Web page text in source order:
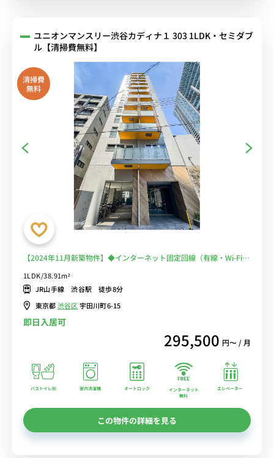
ユニオンマンスリー渋谷カディナ１ 303 1LDK・セミダブ
ル【清掃費無料】
清掃費
無料
【2024年11月新築物件】◆インターネット固定回線（有線・Wi-Fi）
オートロック＆モニター付きインターフォン完備/ローテーブル＆ソ
ファ付きの快適なお部屋
1LDK/38.91m²
JR山手線 渋谷駅 徒歩8分
東京都渋谷区宇田川町6-15
即日入居可
295,500 円〜 / 月
バストイレ別 室内洗濯機 オートロック
インターネット
無料
エレベーター
この物件の詳細を見る